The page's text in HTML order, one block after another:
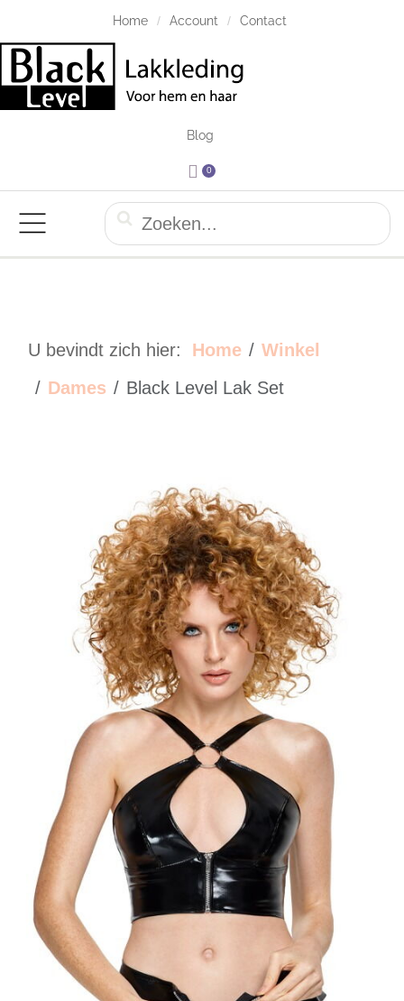
Home Account Contact
Blog
0
U bevindt zich hier: Home
Winkel
Dames
Black Level Lak Set